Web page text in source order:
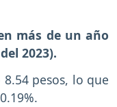
más de un año
2023).
pesos, lo que